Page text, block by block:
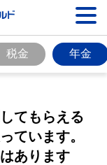
税金 年金
てもらえる
ています。
あります